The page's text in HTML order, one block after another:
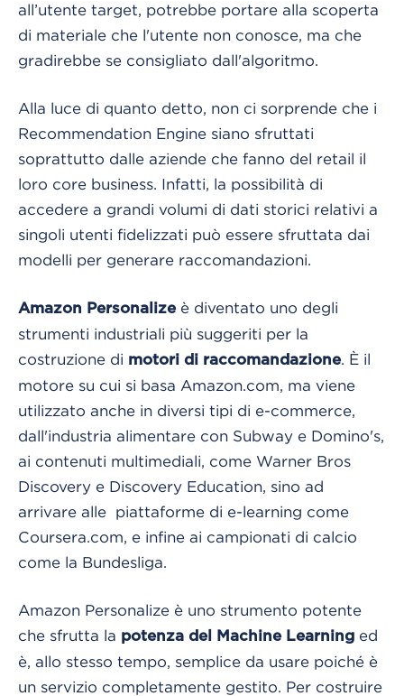
all’utente target, potrebbe portare alla scoperta
di materiale che l'utente non conosce, ma che
gradirebbe se consigliato dall'algoritmo.
Alla luce di quanto detto, non ci sorprende che i
Recommendation Engine siano sfruttati
soprattutto dalle aziende che fanno del retail il
loro core business. Infatti, la possibilità di
accedere a grandi volumi di dati storici relativi a
singoli utenti fidelizzati può essere sfruttata dai
modelli per generare raccomandazioni.
Amazon Personalizeè diventato uno degli
strumenti industriali più suggeriti per la
costruzione di motori di raccomandazione. È il
motore su cui si basa Amazon.com, ma viene
utilizzato anche in diversi tipi di e-commerce,
dall'industria alimentare con Subway e Domino's,
ai contenuti multimediali, come Warner Bros
Discovery e Discovery Education, sino ad
arrivare alle piattaforme di e-learning come
Coursera.com, e infine ai campionati di calcio
come la Bundesliga.
Amazon Personalize è uno strumento potente
che sfrutta la potenza del Machine Learning ed
è, allo stesso tempo, semplice da usare poiché è
un servizio completamente gestito. Per costruire